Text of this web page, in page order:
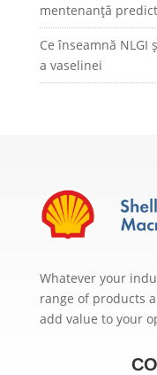
mentenanță
Ce înseamnă
a vaselinei
Whatever your
range of products
add value to your